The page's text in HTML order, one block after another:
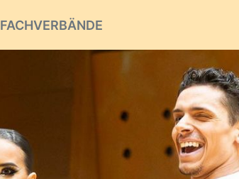
FACHVERBÄNDE